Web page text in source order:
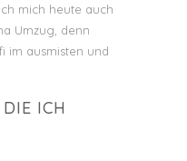
mich heute auch
Umzug, denn
im ausmisten und
ICH